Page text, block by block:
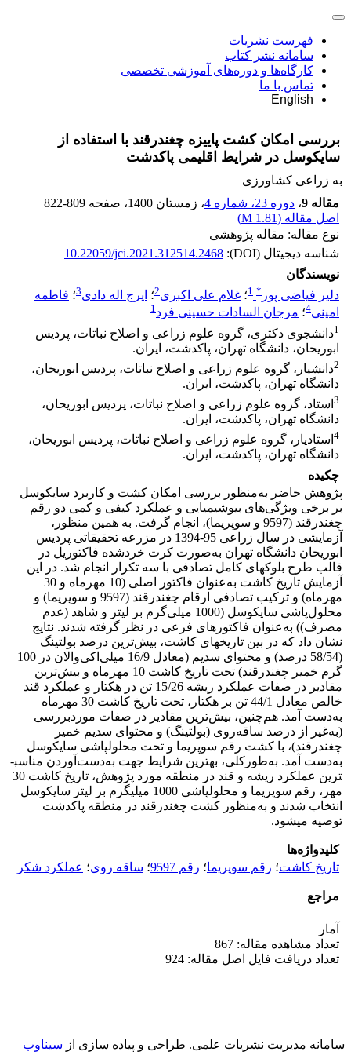
فهرست نشریات
سامانه نشر کتاب
کارگاه‌ها و دوره‌های آموزشی تخصصی
تماس با ما
English
بررسی امکان کشت‌ پاییزه چغندرقند با استفاده از
سایکوسل در شرایط اقلیمی پاکدشت
به زراعی کشاورزی
مقاله 9
، دوره 23، شماره 4 ، زمستان 1400 ، صفحه 822-809
اصل مقاله (1.81 M
)
نوع مقاله: مقاله پژوهشی
شناسه دیجیتال (DOI):
10.22059/jci.2021.312514.2468
نویسندگان
دلیر فیاضی پور *
1؛ غلام علی اکبری2؛ ایرج اله دادی3؛ فاطمه
امینی4؛ مرجان السادات حسینی فرد1
1دانشجوی دکتری، گروه علوم زراعی و اصلاح نباتات، پردیس
ابوریحان، دانشگاه تهران، پاکدشت، ایران.
2دانشیار، گروه علوم زراعی و اصلاح نباتات، پردیس ابوریحان،
دانشگاه تهران، پاکدشت، ایران.
3 استاد، گروه علوم زراعی و اصلاح نباتات، پردیس ابوریحان،
دانشگاه تهران، پاکدشت، ایران.
4 استادیار، گروه علوم زراعی و اصلاح نباتات، پردیس ابوریحان،
دانشگاه تهران، پاکدشت، ایران.
چکیده
پژوهش حاضر به‌منظور بررسی امکان کشت و کاربرد سایکوسل
بر برخی ویژگی‌های بیوشیمیایی و عملکرد کیفی و کمی دو رقم
چغندرقند (9597 و سوپریما)، انجام گرفت. به همین منظور،
آزمایشی در سال زراعی 95-1394 در مزرعه تحقیقاتی پردیس
ابوریحان دانشگاه تهران به‌صورت کرت خردشده فاکتوریل در
قالب طرح بلوک­های کامل تصادفی با سه تکرار انجام شد. در این
آزمایش تاریخ کاشت به‌عنوان فاکتور اصلی (10‌ مهرماه و 30
مهرماه) و ترکیب تصادفی ارقام چغندرقند (9597 و سوپریما) و
محلول‌پاشی سایکوسل (1000 میلی‌گرم بر لیتر و شاهد (عدم
مصرف)) به‌عنوان فاکتورهای فرعی در نظر گرفته شدند. نتایج
نشان داد که در بین تاریخ­های کاشت، بیش‌ترین درصد بولتینگ
(58/54 درصد) و محتوای سدیم (معادل 16/9 میلی‌اکی‌والان در 100
گرم خمیر چغندرقند) تحت تاریخ کاشت 10 مهرماه و بیش‌ترین
مقادیر در صفات عملکرد ریشه 15/26 تن در هکتار و عملکرد قند
خالص معادل 44/1 تن بر هکتار، تحت تاریخ کاشت 30 مهرماه
به‌دست آمد. هم‌چنین، بیش‌ترین مقادیر در صفات موردبررسی
(به‌غیر از درصد ساقه‌روی (بولتینگ) و محتوای سدیم خمیر
چغندرقند)، با کشت رقم سوپریما و تحت محلول­پاشی سایکوسل
به‌دست آمد. به‌طورکلی، بهترین شرایط جهت به‌دست‌آوردن مناسب­
ترین عملکرد ریشه و قند در منطقه مورد پژوهش، تاریخ کاشت 30
مهر، رقم سوپریما و محلول­پاشی 1000 میلی­گرم بر لیتر سایکوسل
انتخاب شدند و به‌منظور کشت چغندرقند در منطقه پاکدشت
توصیه می­شود.
کلیدواژه‌ها
تاریخ کاشت؛ رقم سوپریما؛ رقم 9597 ؛ ساقه‌ روی؛ عملکرد‌ شکر
مراجع
آمار
تعداد مشاهده مقاله: 867
تعداد دریافت فایل اصل مقاله: 924
سامانه مدیریت نشریات علمی. طراحی و پیاده سازی از سیناوب